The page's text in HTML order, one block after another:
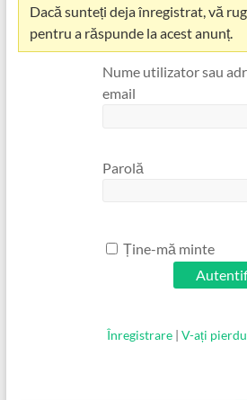
Dacă sunteți deja înregistrat, vă
pentru a răspunde la acest anunț.
Nume utilizator sau
email
Parolă
Ține-mă minte
Înregistrare| V-ați